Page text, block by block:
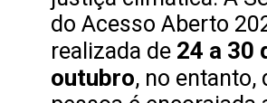
do Acesso Aberto
realizada de 24 a 30
outubro, no entanto,